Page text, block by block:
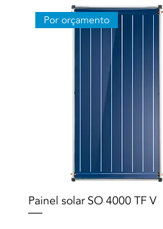
Por orçamento
Painel solar SO 4000 TF V